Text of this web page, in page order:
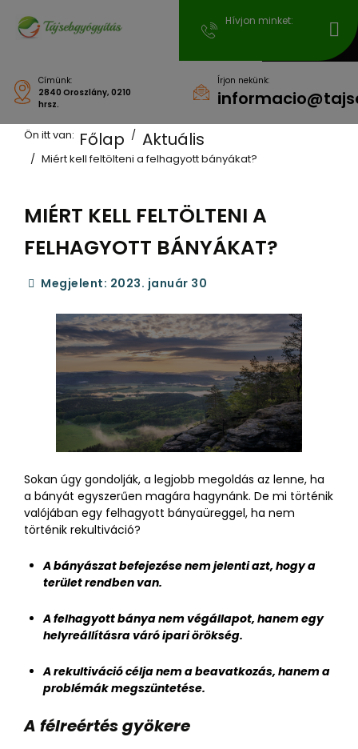
Címünk:
2840 Oroszlány, 0210
hrsz.
Írjon nekünk:
Hívjon minket:
Ön itt van: Főlap Aktuális
Miért kell feltölteni a felhagyott bányákat?
MIÉRT KELL FELTÖLTENI A
FELHAGYOTT BÁNYÁKAT?
Megjelent: 2023. január 30
Sokan úgy gondolják, a legjobb megoldás az lenne, ha
a bányát egyszerűen magára hagynánk. De mi történik
valójában egy felhagyott bányaüreggel, ha nem
történik rekultiváció?
A bányászat befejezése nem jelenti azt, hogy a
terület rendben van.
A felhagyott bánya nem végállapot, hanem egy
helyreállításra váró ipari örökség.
A rekultiváció célja nem a beavatkozás, hanem a
problémák megszüntetése.
A félreértés gyökere